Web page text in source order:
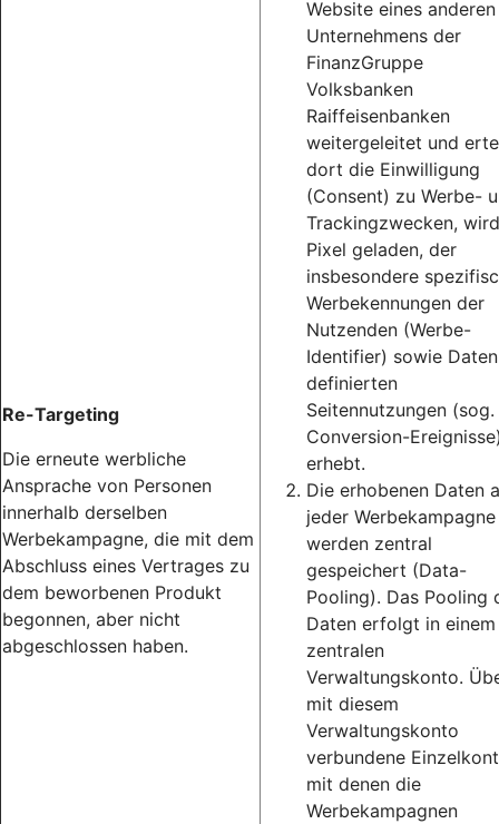
Re-Targeting
Die erneute werbliche
Ansprache von Personen
innerhalb derselben
Werbekampagne, die mit dem
Abschluss eines Vertrages zu
dem beworbenen Produkt
begonnen, aber nicht
abgeschlossen haben.
Website eines anderen
Unternehmens der
FinanzGruppe
Volksbanken
Raiffeisenbanken
weitergeleitet und
dort die Einwilligung
(Consent) zu Werbe-
Trackingzwecken,
Pixel geladen, der
insbesondere
Werbekennungen der
Nutzenden (Werbe-
Identifier) sowie
definierten
Seitennutzungen (sog.
Conversion-
erhebt.
Die erhobenen Daten
jeder Werbekampagne
werden zentral
gespeichert (Data-
Pooling). Das Pooling
Daten erfolgt in einem
zentralen
Verwaltungskonto.
mit diesem
Verwaltungskonto
verbundene
mit denen die
Werbekampagnen